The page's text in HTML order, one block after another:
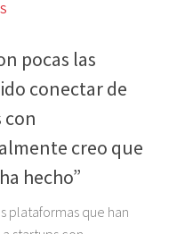
pocas las
conectar de
creo que
hecho”
plataformas que han